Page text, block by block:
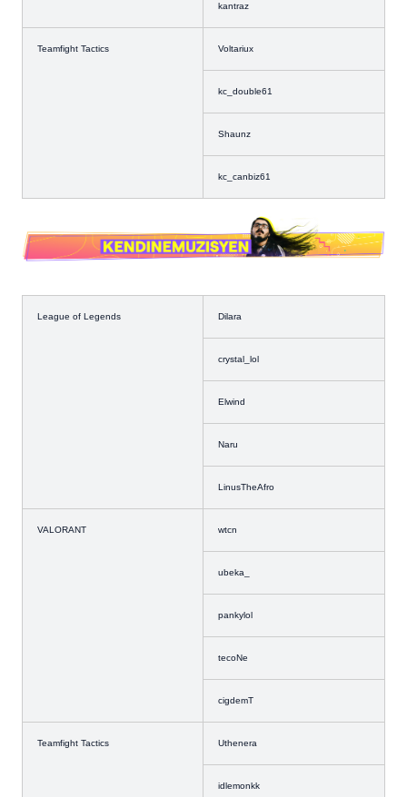
kantraz
Teamfight Tactics Voltariux
kc_double61
Shaunz
kc_canbiz61
League of Legends Dilara
crystal_lol
Elwind
Naru
LinusTheAfro
VALORANT wtcn
ubeka_
pankylol
tecoNe
cigdemT
Teamfight Tactics Uthenera
idlemonkk